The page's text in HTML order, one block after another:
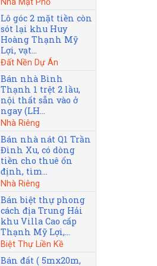
Nhà Mặt Phố
Lô góc 2 mặt tiền còn
sót lại khu Huy
Hoàng Thạnh Mỹ
Lợi, vạt...
Đất Nền Dự Án
Bán nhà Bình
Thạnh 1 trệt 2 lầu,
nội thất sẵn vào ở
ngay (LH...
Nhà Riêng
Bán nhà nát Q1 Trần
Đình Xu, có dòng
tiền cho thuê ổn
định, tìm...
Nhà Riêng
Bán biệt thự phong
cách địa Trung Hải
khu Villa Cao cấp
Thạnh Mỹ Lợi,...
Biệt Thự Liền Kề
Bán đất ( 5mx20m,